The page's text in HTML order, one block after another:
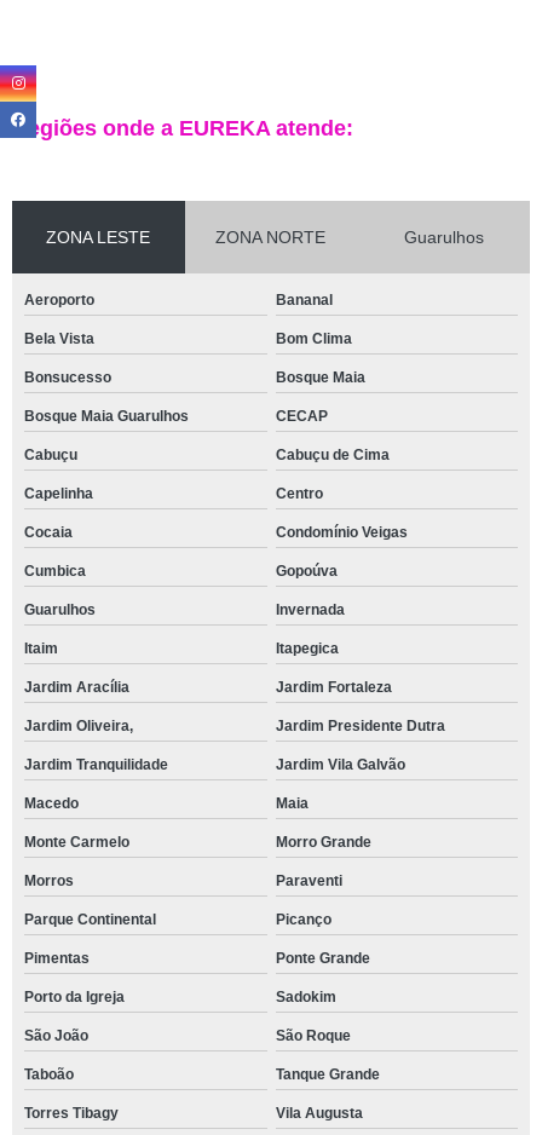
Regiões onde a EUREKA atende:
ZONA LESTE ZONA NORTE Guarulhos
Aeroporto Bananal
Bela Vista Bom Clima
Bonsucesso Bosque Maia
Bosque Maia Guarulhos CECAP
Cabuçu Cabuçu de Cima
Capelinha Centro
Cocaia Condomínio Veigas
Cumbica Gopoúva
Guarulhos Invernada
Itaim Itapegica
Jardim Aracília Jardim Fortaleza
Jardim Oliveira, Jardim Presidente Dutra
Jardim Tranquilidade Jardim Vila Galvão
Macedo Maia
Monte Carmelo Morro Grande
Morros Paraventi
Parque Continental Picanço
Pimentas Ponte Grande
Porto da Igreja Sadokim
São João São Roque
Taboão Tanque Grande
Torres Tibagy Vila Augusta